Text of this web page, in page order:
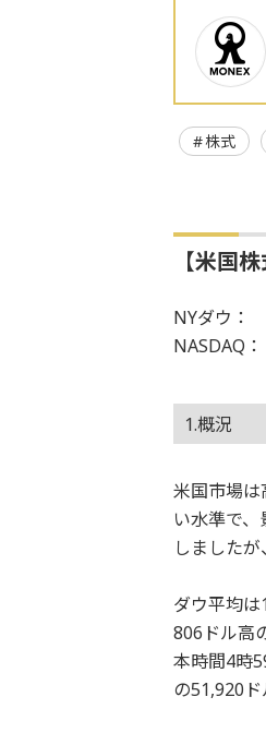
株式
【米国
NYダウ
NASDAQ
1.概況
米国市場は
い水準で
しました
ダウ平均
806ドル高
本時間4時
の51,920ド